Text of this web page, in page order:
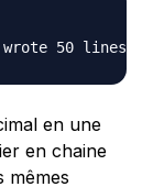
en une
en chaine
mêmes